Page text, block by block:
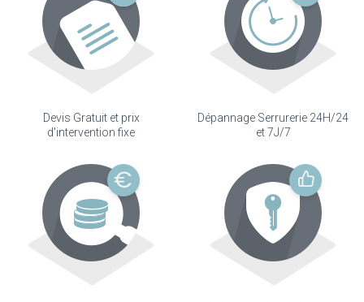
Devis Gratuit et prix
d'intervention fixe
Dépannage Serrurerie 24H/24
et 7J/7